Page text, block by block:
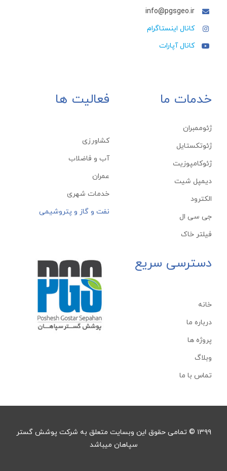
info@pgsgeo.ir
کانال اینستاگرام
کانال آپارات
خدمات ما
ژئوممبران
ژئوتکستایل
ژئوكامپوزيت
دیمپل شیت
الکترود
جی سی ال
فیلتر خاک
فعالیت ها
کشاورزی
آب و فاضلاب
عمران
خدمات شهری
نفت و گاز و پتروشیمی
دسترسی سریع
خانه
درباره ما
پروژه ها
وبلاگ
تماس با ما
۱۳۹۹ © تمامی حقوق این وبسایت متعلق به شرکت پوشش گستر
سپاهان میباشد